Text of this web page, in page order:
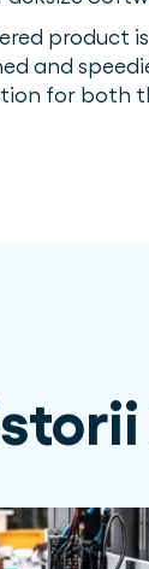
product
and
for both